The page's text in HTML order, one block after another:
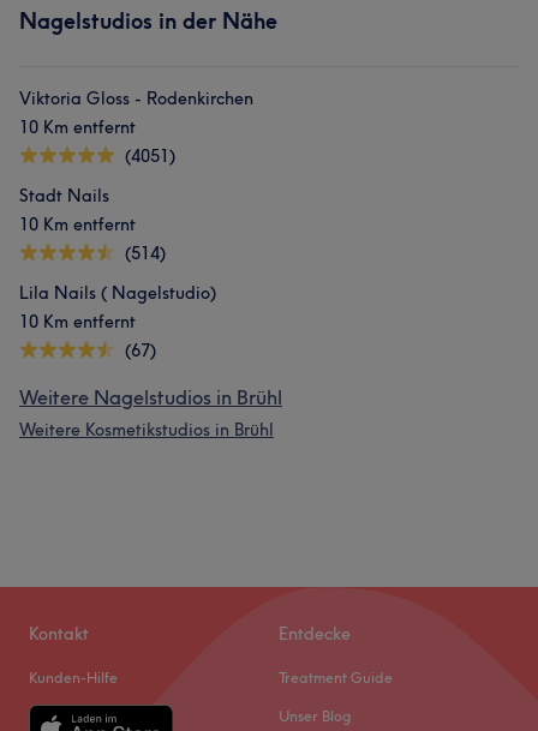
Nagelstudios in der Nähe
Viktoria Gloss - Rodenkirchen
10 Km entfernt
(4051)
Stadt Nails
10 Km entfernt
(514)
Lila Nails ( Nagelstudio)
10 Km entfernt
(67)
Weitere Nagelstudios in Brühl
Weitere Kosmetikstudios in Brühl
Kontakt
Kunden-Hilfe
Entdecke
Treatment Guide
Unser Blog